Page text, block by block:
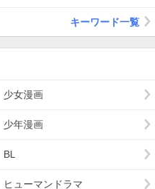
キーワード一覧
少女漫画
少年漫画
BL
ヒューマンドラマ